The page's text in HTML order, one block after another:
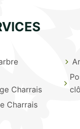
Charrais
Charrais